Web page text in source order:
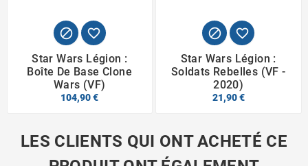
 
Star Wars Légion :
Boîte De Base Clone
Wars (VF)
104,90 €
 
Star Wars Légion :
Soldats Rebelles (VF -
2020)
21,90 €
LES CLIENTS QUI ONT ACHETÉ CE